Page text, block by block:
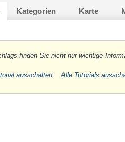
Kategorien Karte
finden Sie nicht nur wichtige
ausschalten Alle Tutorials